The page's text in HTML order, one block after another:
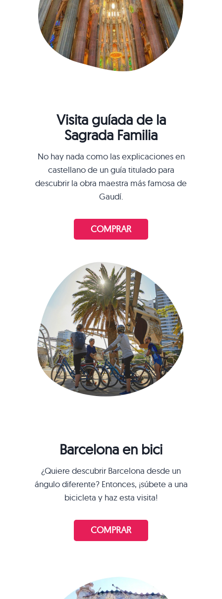
Visita guíada de la
Sagrada Familia
No hay nada como las explicaciones en
castellano de un guía titulado para
descubrir la obra maestra más famosa de
Gaudí.
COMPRAR
Barcelona en bici
¿Quiere descubrir Barcelona desde un
ángulo diferente? Entonces, ¡súbete a una
bicicleta y haz esta visita!
COMPRAR